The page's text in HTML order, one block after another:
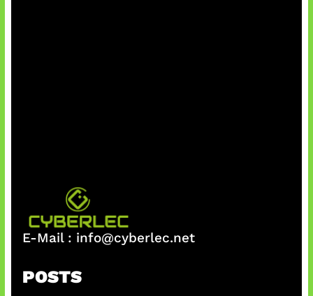
E-Mail : info@cyberlec.net
POSTS